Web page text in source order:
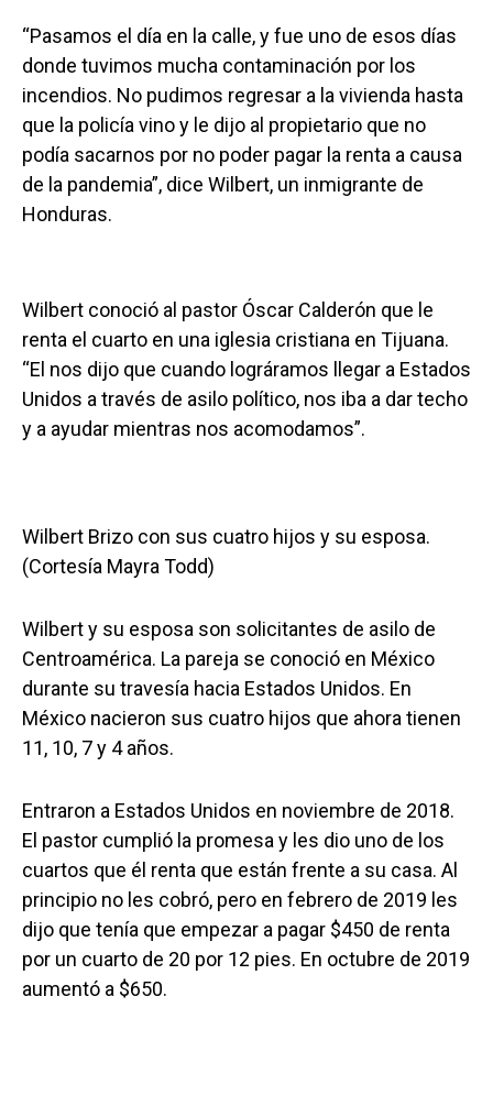
“Pasamos el día en la calle, y fue uno de esos días
donde tuvimos mucha contaminación por los
incendios. No pudimos regresar a la vivienda hasta
que la policía vino y le dijo al propietario que no
podía sacarnos por no poder pagar la renta a causa
de la pandemia”, dice Wilbert, un inmigrante de
Honduras.
Wilbert conoció al pastor Óscar Calderón que le
renta el cuarto en una iglesia cristiana en Tijuana.
“El nos dijo que cuando lográramos llegar a Estados
Unidos a través de asilo político, nos iba a dar techo
y a ayudar mientras nos acomodamos”.
Wilbert Brizo con sus cuatro hijos y su esposa.
(Cortesía Mayra Todd)
Wilbert y su esposa son solicitantes de asilo de
Centroamérica. La pareja se conoció en México
durante su travesía hacia Estados Unidos. En
México nacieron sus cuatro hijos que ahora tienen
11, 10, 7 y 4 años.
Entraron a Estados Unidos en noviembre de 2018.
El pastor cumplió la promesa y les dio uno de los
cuartos que él renta que están frente a su casa. Al
principio no les cobró, pero en febrero de 2019 les
dijo que tenía que empezar a pagar $450 de renta
por un cuarto de 20 por 12 pies. En octubre de 2019
aumentó a $650.